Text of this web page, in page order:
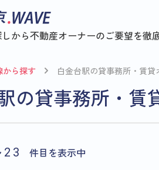
から不動産オーナーのご要望を徹
から探す 白金台駅の貸事務所・賃貸
の貸事務所・賃
件目を表示中